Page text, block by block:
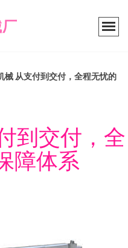
械 从支付到交付，全程无忧的
到交付，全
障体系